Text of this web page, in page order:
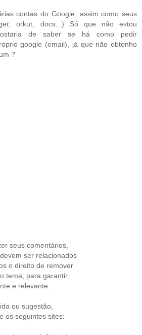
contas do Google, assim como seus
orkut, docs...) Só que não estou
de saber se há como pedir
google (email), já que não obtenho
?
seus comentários,
ser relacionados
o direito de remover
tema, para garantir
e relevante.
ou sugestão,
os seguintes sites: